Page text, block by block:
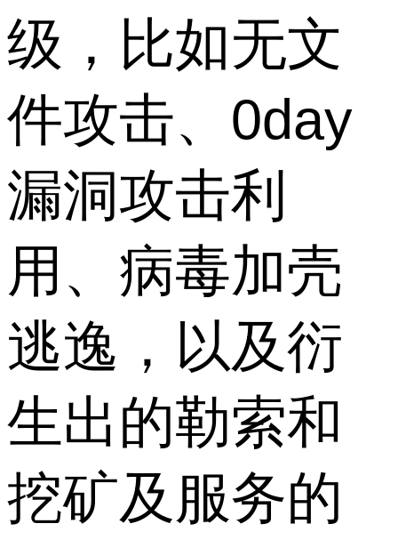
级，比如无文
件攻击、0day
漏洞攻击利
用、病毒加壳
逃逸，以及衍
生出的勒索和
挖矿及服务的